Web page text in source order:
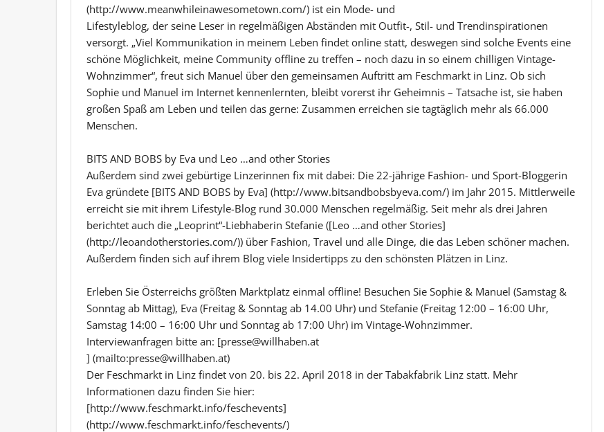
(http://www.meanwhileinawesometown.com/) ist ein Mode- und
Lifestyleblog, der seine Leser in regelmäßigen Abständen mit Outfit-, Stil- und Trendinspirationen
versorgt. „Viel Kommunikation in meinem Leben findet online statt, deswegen sind solche Events eine
schöne Möglichkeit, meine Community offline zu treffen – noch dazu in so einem chilligen Vintage-
Wohnzimmer“, freut sich Manuel über den gemeinsamen Auftritt am Feschmarkt in Linz. Ob sich
Sophie und Manuel im Internet kennenlernten, bleibt vorerst ihr Geheimnis – Tatsache ist, sie haben
großen Spaß am Leben und teilen das gerne: Zusammen erreichen sie tagtäglich mehr als 66.000
Menschen.
BITS AND BOBS by Eva und Leo …and other Stories
Außerdem sind zwei gebürtige Linzerinnen fix mit dabei: Die 22-jährige Fashion- und Sport-Bloggerin
Eva gründete [BITS AND BOBS by Eva] (http://www.bitsandbobsbyeva.com/) im Jahr 2015. Mittlerweile
erreicht sie mit ihrem Lifestyle-Blog rund 30.000 Menschen regelmäßig. Seit mehr als drei Jahren
berichtet auch die „Leoprint“-Liebhaberin Stefanie ([Leo …and other Stories]
(http://leoandotherstories.com/)) über Fashion, Travel und alle Dinge, die das Leben schöner machen.
Außerdem finden sich auf ihrem Blog viele Insidertipps zu den schönsten Plätzen in Linz.
Erleben Sie Österreichs größten Marktplatz einmal offline! Besuchen Sie Sophie & Manuel (Samstag &
Sonntag ab Mittag), Eva (Freitag & Sonntag ab 14.00 Uhr) und Stefanie (Freitag 12:00 – 16:00 Uhr,
Samstag 14:00 – 16:00 Uhr und Sonntag ab 17:00 Uhr) im Vintage-Wohnzimmer.
Interviewanfragen bitte an: [presse@willhaben.at
] (mailto:presse@willhaben.at)
Der Feschmarkt in Linz findet von 20. bis 22. April 2018 in der Tabakfabrik Linz statt. Mehr
Informationen dazu finden Sie hier:
[http://www.feschmarkt.info/feschevents]
(http://www.feschmarkt.info/feschevents/)